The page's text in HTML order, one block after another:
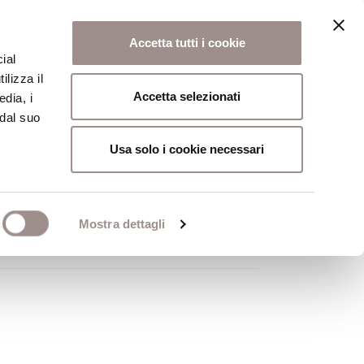
il
i
suo
Mostra dettagli
Accetta tutti i cookie
Accetta selezionati
Usa solo i cookie necessari
Scuola Alti Studi